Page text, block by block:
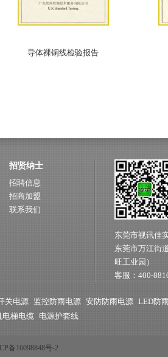
导体裸铜线检验报告
招贤纳士
招聘信息
招商加盟
联系我们
东莞市视讯佳
东莞市万江街
旺工业园）
客服：400-
关电源 监控防雨电源 安防防雨电源 LED防
电梯电缆 电源护套线
备16098848号-2